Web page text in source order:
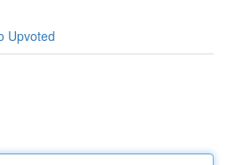
Upvoted